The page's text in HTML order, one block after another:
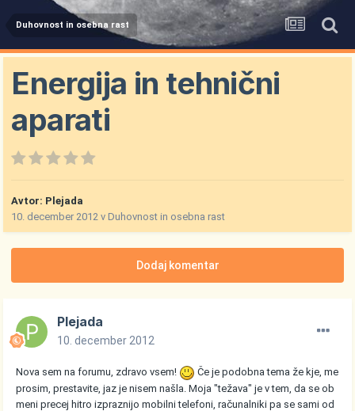
Duhovnost in osebna rast
Energija in tehnični
aparati
Avtor: Plejada
10. december 2012 vDuhovnost in osebna rast
Dodaj komentar
Plejada
10. december 2012
Nova sem na forumu, zdravo vsem!
Če je podobna tema že kje, me
prosim, prestavite, jaz je nisem našla. Moja "težava" je v tem, da se ob
meni precej hitro izpraznijo mobilni telefoni, računalniki pa se sami od